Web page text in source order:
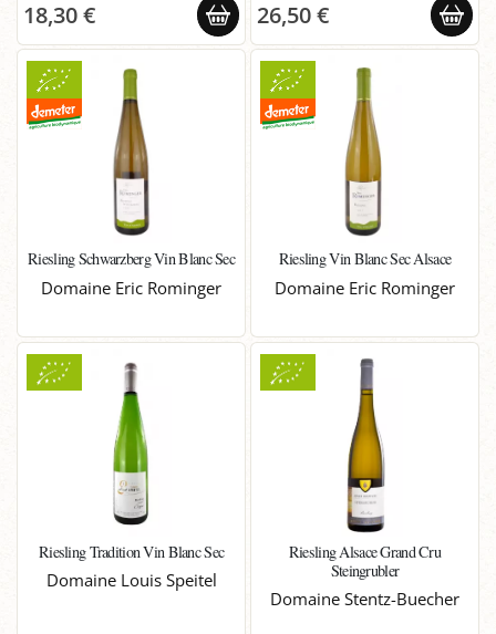
18,30 € 26,50 €
Riesling Schwarzberg Vin Blanc Sec
Domaine Eric Rominger
Riesling Vin Blanc Sec Alsace
Domaine Eric Rominger
Riesling Tradition Vin Blanc Sec
Domaine Louis Speitel
Riesling Alsace Grand Cru
Steingrubler
Domaine Stentz-Buecher